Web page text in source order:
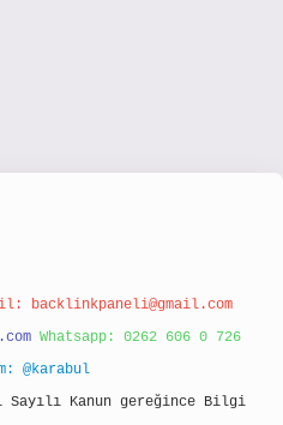
backlinkpaneli@gmail.com
Whatsapp: 0262 606 0 726
@karabul
Sayılı Kanun gereğince Bilgi